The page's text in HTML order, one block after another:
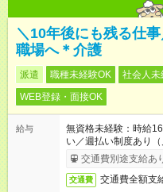
＼10年後にも残る仕
職場へ＊介護
派遣 職種未経験OK 社会人未
WEB登録・面接OK
給与
無資格未経験：時給
い／週払い制度あり
完了次第のお支払いと
交通費別途支給あ
交通費 交通費全額支